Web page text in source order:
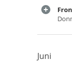
Juni